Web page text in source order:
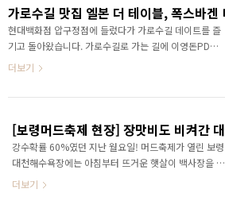
직원은 여태 이렇게 싼 가격에 꽃게를 팔아본 적은 없었
다고 했다. 서해에서 잡은 활꽃게는 얼마나 싱싱할까?
톱밥 속에서 잠자고 있던 꽃게들은 힘이 넘쳤다. 꽃게들
집게 발을 앞세워 결사항쟁했다. 아래 영상을 보면 꽃게
현대백화점 압구정점에 들렀다가 가로수길 데이트를 즐
기고 돌아왔습니다. 가로수길로 가는 길에 이영돈PD의
먹거리 X파일이 착한식당으로 지정한 뺑드빱빠에서 유
습니다. 이영돈 PD 나빠요;;; 옛날 모습은 찾아볼 수 없
게 된 가로수길을 한 바퀴 돌고 우리가 향한 곳은 엘본
더 테이블!! 없어서 못 산다는 폭스바겐 7세대가 전시되
어 있었던 곳이죠! 정말 없어서 못 살까요? 네;; 저도 사
고 싶은데 너무 오래 기다려야 한다고 해서 다른 차를 알
더보기
강수확률 60%였던 지난 월요일! 머드축제가 열린 보령
대천해수욕장에는 아침부터 뜨거운 햇살이 백사장을 가
열시켰습니다. 비가 온다는 일기예보 때문인지 행사장
더보기